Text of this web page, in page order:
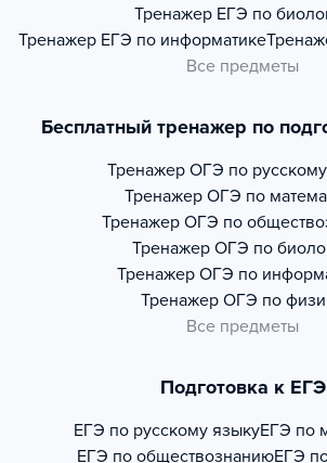
Тренажер ЕГЭ по
Тренажер ЕГЭ по информатике
Все предметы
Бесплатный тренажер по
Тренажер ОГЭ по
Тренажер ОГЭ по
Тренажер ОГЭ по
Тренажер ОГЭ по
Тренажер ОГЭ по
Тренажер ОГЭ по
Все предметы
Подготовка к ЕГЭ
ЕГЭ по русскому языкуЕГЭ по
ЕГЭ по обществознаниюЕГЭ